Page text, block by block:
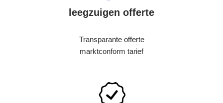
leegzuigen offerte
Transparante offerte
marktconform tarief